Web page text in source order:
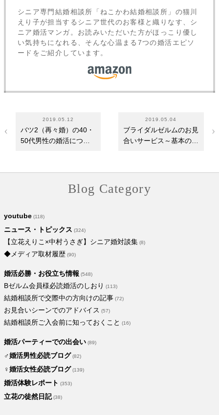
シニア専門結婚相談所「ねこかわ結婚相談所」の猫川
えり子が担当するシニア世代のお客様と織りなす、シ
ニア婚活マンガ。お読みいただいた方がほっこり優し
い気持ちになれる、そんな心温まる7つの婚活エピソ
ードをご紹介しています。
2019.05.12
バツ2（再々婚）の40・
50代男性の婚活につい
2019.05.04
ブライダルゼルムのお見
合いサービス～基本のサ
Blog Category
youtube (118)
ニュース・トピックス (324)
【立花えりこ×中村うさぎ】シニア婚対談集 (8)
◆メディア取材履歴 (90)
婚活必勝・お役立ち情報 (548)
Bゼルム会員様必読婚活のしおり (113)
結婚相談所で交際中の方向けの記事 (72)
お見合いシーンでのアドバイス (57)
結婚相談所ご入会前に知っておくこと (16)
婚活パーティーでの出会い (89)
♂婚活男性必読ブログ (82)
♀婚活女性必読ブログ (139)
婚活体験レポート (353)
立花の徒然日記(38)